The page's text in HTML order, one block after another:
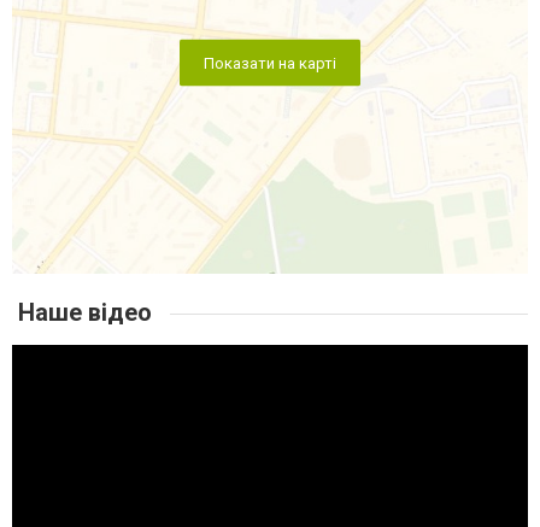
Показати на карті
Наше відео